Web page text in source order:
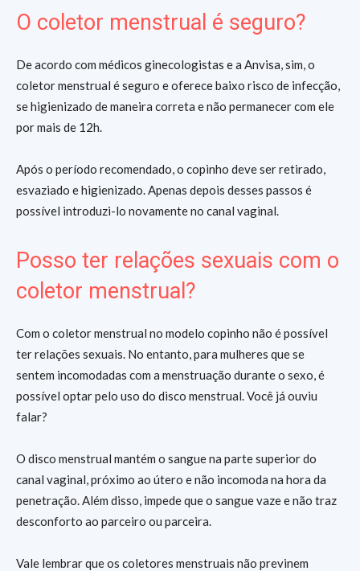
O coletor menstrual é seguro?
De acordo com médicos ginecologistas e a Anvisa, sim, o
coletor menstrual é seguro e oferece baixo risco de infecção,
se higienizado de maneira correta e não permanecer com ele
por mais de 12h.
Após o período recomendado, o copinho deve ser retirado,
esvaziado e higienizado. Apenas depois desses passos é
possível introduzi-lo novamente no canal vaginal.
Posso ter relações sexuais com o
coletor menstrual?
Com o coletor menstrual no modelo copinho não é possível
ter relações sexuais. No entanto, para mulheres que se
sentem incomodadas com a menstruação durante o sexo, é
possível optar pelo uso do disco menstrual. Você já ouviu
falar?
O disco menstrual mantém o sangue na parte superior do
canal vaginal, próximo ao útero e não incomoda na hora da
penetração. Além disso, impede que o sangue vaze e não traz
desconforto ao parceiro ou parceira.
Vale lembrar que os coletores menstruais não previnem